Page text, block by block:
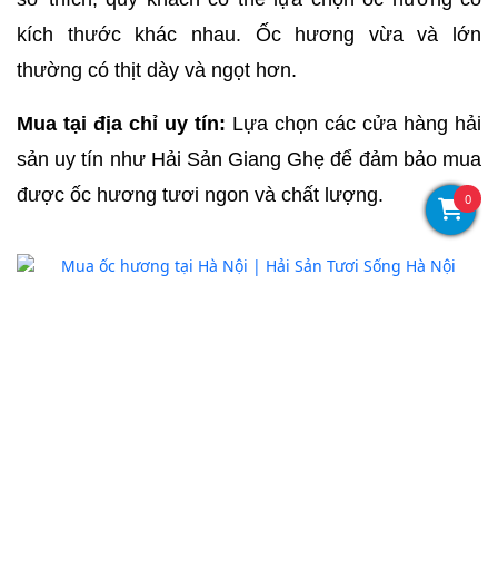
kích thước khác nhau. Ốc hương vừa và lớn
thường có thịt dày và ngọt hơn.
Mua tại địa chỉ uy tín: Lựa chọn các cửa hàng hải
sản uy tín như Hải Sản Giang Ghẹ để đảm bảo mua
được ốc hương tươi ngon và chất lượng.
0